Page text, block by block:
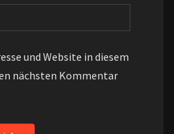
und Website in diesem
nächsten Kommentar